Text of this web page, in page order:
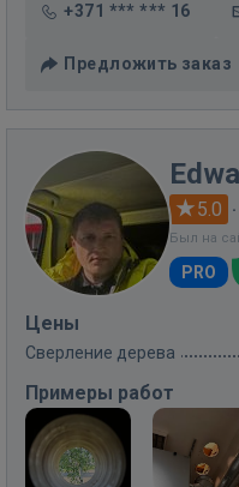
+371 *** *** 16
Предложить заказ
5.0 ·
Был на
PRO
Цены
Сверление дерева
Примеры работ